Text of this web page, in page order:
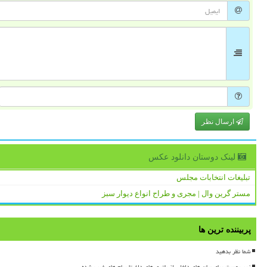
ارسال نظر
لینک دوستان دانلود عكس
تبلیغات انتخابات مجلس
مستر گرین وال | مجری و طراح انواع دیوار سبز
پربیننده ترین ها
شما نظر بدهید